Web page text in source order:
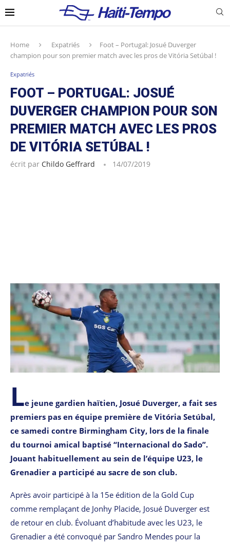
Home Expatriés
Foot – Portugal: Josué Duverger
champion pour son premier match avec les pros de Vitória Setúbal !
Expatriés
FOOT – PORTUGAL: JOSUÉ
DUVERGER CHAMPION POUR SON
PREMIER MATCH AVEC LES PROS
DE VITÓRIA SETÚBAL !
écrit par Childo Geffrard 14/07/2019
Le jeune gardien haïtien, Josué Duverger, a fait ses
premiers pas en équipe première de Vitória Setúbal,
ce samedi contre Birmingham City, lors de la finale
du tournoi amical baptisé “Internacional do Sado”.
Jouant habituellement au sein de l’équipe U23, le
Grenadier a participé au sacre de son club.
Après avoir participé à la 15e édition de la Gold Cup
comme remplaçant de Jonhy Placide, Josué Duverger est
de retour en club. Évoluant d’habitude avec les U23, le
Grenadier a été convoqué par Sandro Mendes pour la